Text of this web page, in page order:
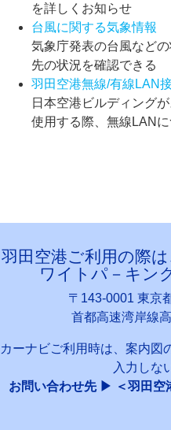
を詳しくお知らせ
台風に関する気象情報
気象庁発表の台風など
先の状況を確認できる
羽田空港無線/有線LAN
日本空港ビルディング
使用する際、無線LAN
羽田空港ご利用の際
ワイトパ－キン
〒143-0001 東京
首都高速湾岸線
カーナビご利用時は、案内図
入力しな
お問い合わせ先 ▶ ＜羽田空